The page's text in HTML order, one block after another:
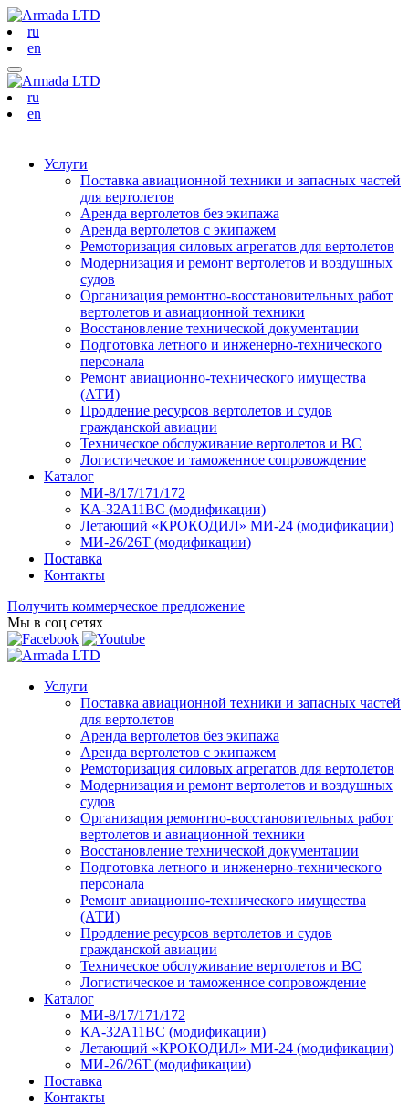
ru
en
ru
en
Услуги
Поставка авиационной техники и запасных частей
для вертолетов
Аренда вертолетов без экипажа
Аренда вертолетов с экипажем
Ремоторизация силовых агрегатов для вертолетов
Модернизация и ремонт вертолетов и воздушных
судов
Организация ремонтно-восстановительных работ
вертолетов и авиационной техники
Восстановление технической документации
Подготовка летного и инженерно-технического
персонала
Ремонт авиационно-технического имущества
(АТИ)
Продление ресурсов вертолетов и судов
гражданской авиации
Техническое обслуживание вертолетов и ВС
Логистическое и таможенное сопровождение
Каталог
МИ-8/17/171/172
КА-32А11ВС (модификации)
Летающий «КРОКОДИЛ» МИ-24 (модификации)
МИ-26/26Т (модификации)
Поставка
Контакты
Получить коммерческое предложение
Мы в соц сетях
Услуги
Поставка авиационной техники и запасных частей
для вертолетов
Аренда вертолетов без экипажа
Аренда вертолетов с экипажем
Ремоторизация силовых агрегатов для вертолетов
Модернизация и ремонт вертолетов и воздушных
судов
Организация ремонтно-восстановительных работ
вертолетов и авиационной техники
Восстановление технической документации
Подготовка летного и инженерно-технического
персонала
Ремонт авиационно-технического имущества
(АТИ)
Продление ресурсов вертолетов и судов
гражданской авиации
Техническое обслуживание вертолетов и ВС
Логистическое и таможенное сопровождение
Каталог
МИ-8/17/171/172
КА-32А11ВС (модификации)
Летающий «КРОКОДИЛ» МИ-24 (модификации)
МИ-26/26Т (модификации)
Поставка
Контакты